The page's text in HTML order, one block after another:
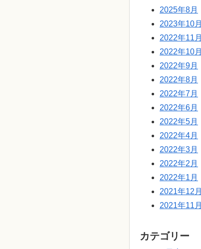
2025年8月
2023年10月
2022年11月
2022年10月
2022年9月
2022年8月
2022年7月
2022年6月
2022年5月
2022年4月
2022年3月
2022年2月
2022年1月
2021年12月
2021年11月
カテゴリー